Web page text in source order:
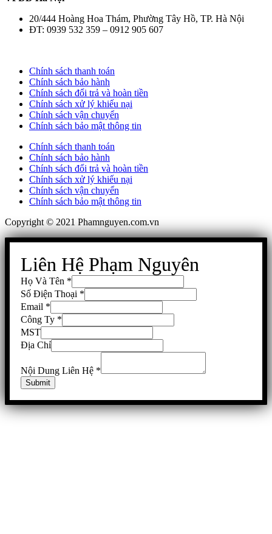
20/444 Hoàng Hoa Thám, Phường Tây Hồ, TP. Hà Nội
ĐT: 0939 532 359 – 0912 905 607
Chính sách thanh toán
Chính sách bảo hành
Chính sách đổi trả và hoàn tiền
Chính sách xử lý khiếu nại
Chính sách vận chuyển
Chính sách bảo mật thông tin
Chính sách thanh toán
Chính sách bảo hành
Chính sách đổi trả và hoàn tiền
Chính sách xử lý khiếu nại
Chính sách vận chuyển
Chính sách bảo mật thông tin
Copyright © 2021 Phamnguyen.com.vn
Liên Hệ Phạm Nguyên
Họ Và Tên *
Số Điện Thoại *
Email *
Công Ty *
MST
Địa Chỉ
Nội Dung Liên Hệ *
Submit